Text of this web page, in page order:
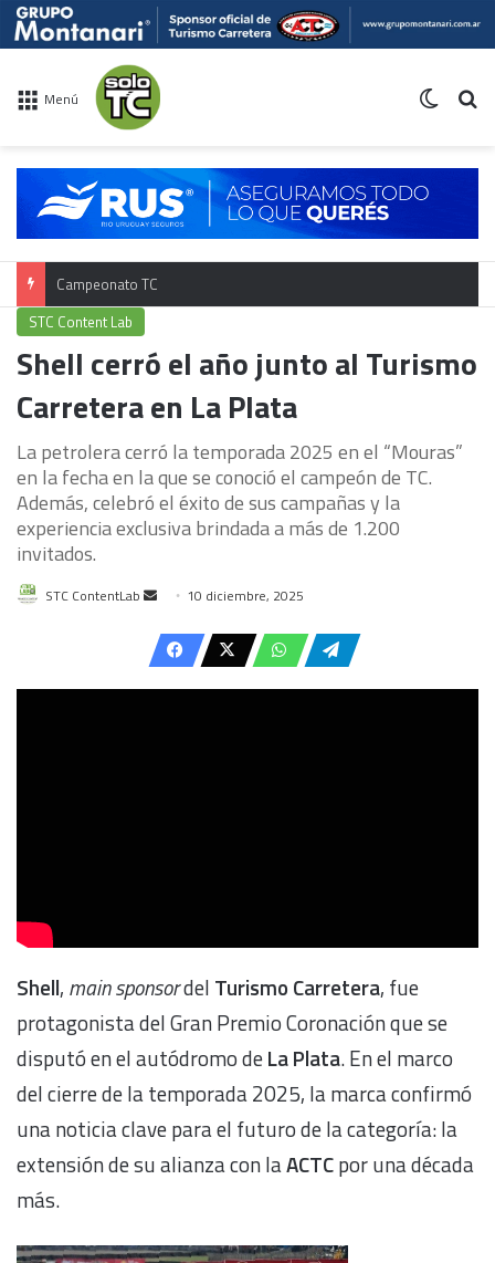
Menú
Calendario TC 2026
STC Content Lab
Shell cerró el año junto al Turismo
Carretera en La Plata
La petrolera cerró la temporada 2025 en el “Mouras”
en la fecha en la que se conoció el campeón de TC.
Además, celebró el éxito de sus campañas y la
experiencia exclusiva brindada a más de 1.200
invitados.
STC ContentLab
Send
email
10 diciembre, 2025
Shell, main sponsordel Turismo Carretera, fue
protagonista del Gran Premio Coronación que se
disputó en el autódromo deLa Plata. En el marco
del cierre de la temporada 2025, la marca confirmó
una noticia clave para el futuro de la categoría: la
extensión de su alianza con laACTCpor una década
más.